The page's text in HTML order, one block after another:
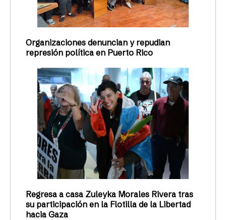
Organizaciones denuncian y repudian
represión política en Puerto Rico
Regresa a casa Zuleyka Morales Rivera tras
su participación en la Flotilla de la Libertad
hacia Gaza